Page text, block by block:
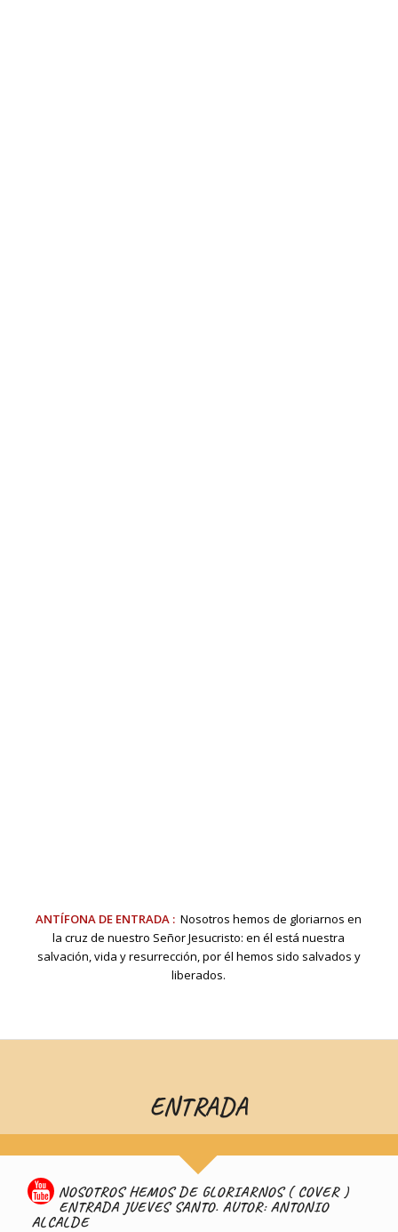
ANTÍFONA DE ENTRADA :Nosotros hemos de gloriarnos en
la cruz de nuestro Señor Jesucristo: en él está nuestra
salvación, vida y resurrección, por él hemos sido salvados y
liberados.
ENTRADA
NOSOTROS HEMOS DE GLORIARNOS ( COVER )
ENTRADA JUEVES SANTO. AUTOR: ANTONIO
ALCALDE